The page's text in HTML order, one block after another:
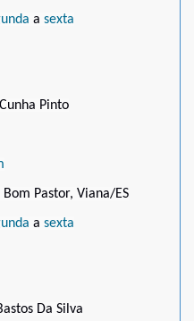
a sexta
Pinto
Pastor, Viana/ES
a sexta
Da Silva